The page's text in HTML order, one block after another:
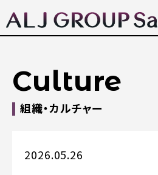
Culture
組織・カルチャー
2026.05.26